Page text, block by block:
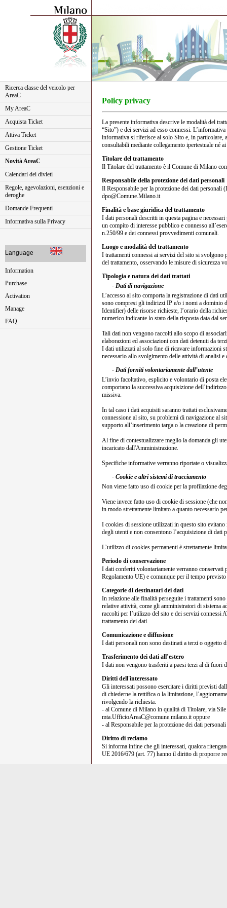
Ricerca classe del veicolo per
AreaC
My AreaC
Acquista Ticket
Attiva Ticket
Gestione Ticket
Novità AreaC
Calendari dei divieti
Regole, agevolazioni, esenzioni e
deroghe
Domande Frequenti
Informativa sulla Privacy
Language
Information
Purchase
Activation
Manage
FAQ
Policy privacy
La presente informativa descrive le modalità del
“Sito”) e dei servizi ad esso connessi.
informativa si riferisce al solo Sito e, in particolare,
consultabili mediante collegamento ipertestuale né
Titolare del trattamento
Il Titolare del trattamento è il Comune di Milano
Responsabile della protezione dei dati personali
Il Responsabile per la protezione dei dati
dpo@Comune.Milano.it
Finalità e base giuridica del trattamento
I dati personali descritti in questa pagina e
un compito di interesse pubblico e connesso
n.250/99 e dei connessi provvedimenti comunali.
Luogo e modalità del trattamento
I trattamenti connessi ai servizi del sito si
del trattamento, osservando le misure di sicurezza
Tipologia e natura dei dati trattati
- Dati di navigazione
L’accesso al sito comporta la registrazione di dati
sono compresi gli indirizzi IP e/o i nomi a dominio
Identifier) delle risorse richieste, l’orario della
numerico indicante lo stato della risposta data dal
Tali dati non vengono raccolti allo scopo di
elaborazioni ed associazioni con dati detenuti da
I dati utilizzati al solo fine di ricavare informazioni
necessario allo svolgimento delle attività di analisi
- Dati forniti volontariamente dall’utente
L’invio facoltativo, esplicito e volontario di posta
comportano la successiva acquisizione
missiva.
In tal caso i dati acquisiti saranno trattati
connessione al sito, su problemi di navigazione al
supporto all’inserimento targa o la creazione di
Al fine di contestualizzare meglio la domanda gli
incaricato dall'Amministrazione.
Specifiche informative verranno riportate o
- Cookie e altri sistemi di tracciamento
Non viene fatto uso di cookie per la profilazione
Viene invece fatto uso di cookie di sessione (che
in modo strettamente limitato a quanto necessario
I cookies di sessione utilizzati in questo sito
degli utenti e non consentono l’acquisizione di dati
L’utilizzo di cookies permanenti è strettamente
Periodo di conservazione
I dati conferiti volontariamente verranno conservati
Regolamento UE) e comunque per il tempo
Categorie di destinatari dei dati
In relazione alle finalità perseguite i trattamenti
relative attività, come gli amministratori di sistema
raccolti per l’utilizzo del sito e dei servizi connessi
trattamento dei dati.
Comunicazione e diffusione
I dati personali non sono destinati a terzi o oggetto
Trasferimento dei dati all’estero
I dati non vengono trasferiti a paesi terzi al di fuori
Diritti dell'interessato
Gli interessati possono esercitare i diritti previsti
di chiederne la rettifica o la limitazione,
rivolgendo la richiesta:
- al Comune di Milano in qualità di Titolare, via
mta.UfficioAreaC@comune.milano.it oppure
- al Responsabile per la protezione dei dati
Diritto di reclamo
Si informa infine che gli interessati, qualora
UE 2016/679 (art. 77) hanno il diritto di proporre